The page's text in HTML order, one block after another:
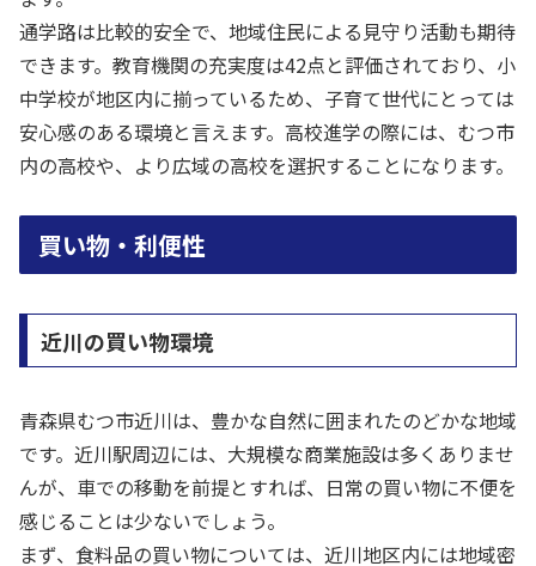
通学路は比較的安全で、地域住民による見守り活動も期待
できます。教育機関の充実度は42点と評価されており、小
中学校が地区内に揃っているため、子育て世代にとっては
安心感のある環境と言えます。高校進学の際には、むつ市
内の高校や、より広域の高校を選択することになります。
買い物・利便性
近川の買い物環境
青森県むつ市近川は、豊かな自然に囲まれたのどかな地域
です。近川駅周辺には、大規模な商業施設は多くありませ
んが、車での移動を前提とすれば、日常の買い物に不便を
感じることは少ないでしょう。
まず、食料品の買い物については、近川地区内には地域密